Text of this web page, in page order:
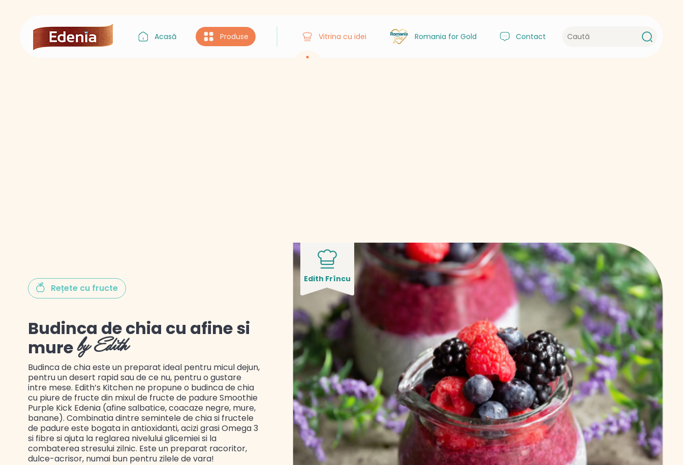
Acasă Produse
Gustul Libanului
Vitrina cu idei Romania for Gold Contact
Edith Frîncu
Rețete cu fructe
Budinca de chia cu afine si
mure by Edith
Budinca de chia este un preparat ideal pentru micul dejun,
pentru un desert rapid sau de ce nu, pentru o gustare
intre mese. Edith’s Kitchen ne propune o budinca de chia
cu piure de fructe din mixul de fructe de padure Smoothie
Purple Kick Edenia (afine salbatice, coacaze negre, mure,
banane). Combinatia dintre semintele de chia si fructele
de padure este bogata in antioxidanti, acizi grasi Omega 3
si fibre si ajuta la reglarea nivelului glicemiei si la
combaterea stresului zilnic. Este un preparat racoritor,
dulce-acrisor, numai bun pentru zilele de vara!